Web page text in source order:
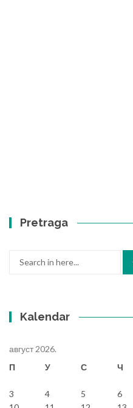
Pretraga
Kalendar
август 2026.
П
У С Ч
3
4 5 6